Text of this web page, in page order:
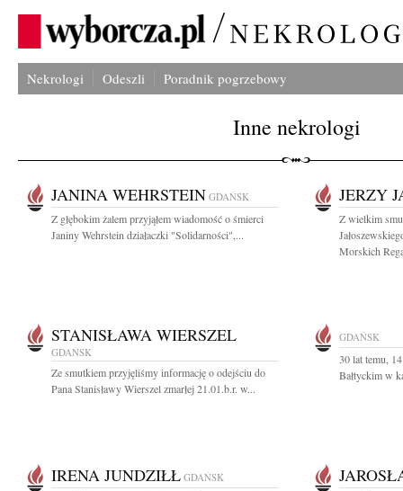
Nekrologi Odeszli Poradnik pogrzebowy
Inne nekrologi
JANINA WEHRSTEIN GDAŃSK
Z głębokim żalem przyjąłem wiadomość o śmierci
Janiny Wehrstein działaczki "Solidarności",...
JERZY
Z wielkim
Morskich
STANISŁAWA WIERSZEL
GDAŃSK
Ze smutkiem przyjęliśmy informację o odejściu do
Pana Stanisławy Wierszel zmarłej 21.01.b.r. w...
GDAŃSK
30 lat temu,
Bałtyckim w
IRENA JUNDZIŁŁ GDAŃSK